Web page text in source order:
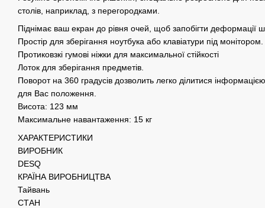
столів, наприклад, з перегородками.
Піднімає ваш екран до рівня очей, щоб запобігти деформації
Простір для зберігання ноутбука або клавіатури під монітором.
Протиковзкі гумові ніжки для максимальної стійкості
Лоток для зберігання предметів.
Поворот на 360 градусів дозволить легко ділитися
для Вас положення.
Висота: 123 мм
Максимальне навантаження: 15 кг
ХАРАКТЕРИСТИКИ
ВИРОБНИК
DESQ
КРАЇНА ВИРОБНИЦТВА
Тайвань
СТАН